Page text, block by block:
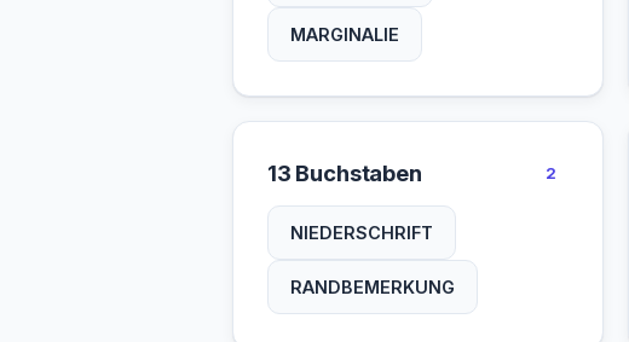
MARGINALIE
13 Buchstaben 2
NIEDERSCHRIFT
RANDBEMERKUNG